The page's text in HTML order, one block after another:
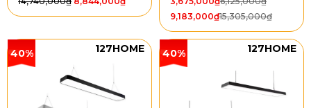
15,305,000₫
9,183,000₫
40% 127HOME 40% 127HOME